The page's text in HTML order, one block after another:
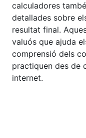
calculadores
detallades sobre
resultat final.
valuós que ajuda
comprensió dels
practiquen des de
internet.